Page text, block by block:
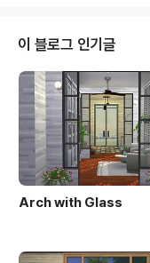
이 블로그 인기글
Arch with Glass